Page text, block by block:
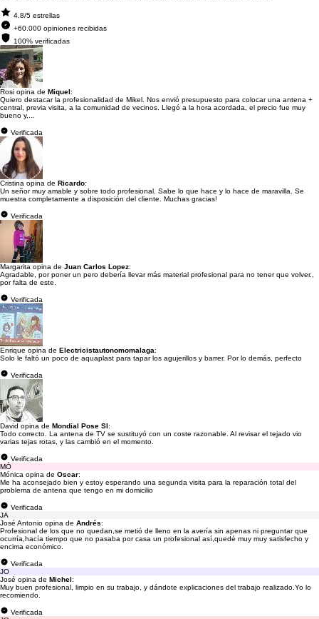
4.8/5 estrellas
+60.000 opiniones recibidas
100% verificadas
Rosi opina de Miquel:
Quiero destacar la profesionalidad de Mikel. Nos envió presupuesto para colocar una antena +
central, previa visita, a la comunidad de vecinos. Llegó a la hora acordada, el precio fue muy
bueno y,...
Verificada
Cristina opina de Ricardo:
Un señor muy amable y sobre todo profesional. Sabe lo que hace y lo hace de maravilla. Se
muestra completamente a disposición del cliente. Muchas gracias!
Verificada
Margarita opina de Juan Carlos Lopez:
Agradable, por poner un pero debería llevar más material profesional para no tener que volver.,
por falta de este.
Verificada
Enrique opina de Electricistautonomomalaga:
Solo le faltó un poco de aquaplast para tapar los agujerillos y barrer. Por lo demás, perfecto
Verificada
David opina de Mondial Pose Sl:
Todo correcto. La antena de TV se sustituyó con un coste razonable. Al revisar el tejado vio
varias tejas rotas, y las cambió en el momento.
Verificada
MÓ
Mónica opina de Oscar:
Me ha aconsejado bien y estoy esperando una segunda visita para la reparación total del
problema de antena que tengo en mi domicilio
Verificada
JA
José Antonio opina de Andrés:
Profesional de los que no quedan,se metió de lleno en la avería sin apenas ni preguntar que
ocurría,hacía tiempo que no pasaba por casa un profesional así,quedé muy muy satisfecho y
encima económico.
Verificada
JO
José opina de Michel:
Muy buen profesional, limpio en su trabajo, y dándote explicaciones del trabajo realizado.Yo lo
recomiendo.
Verificada